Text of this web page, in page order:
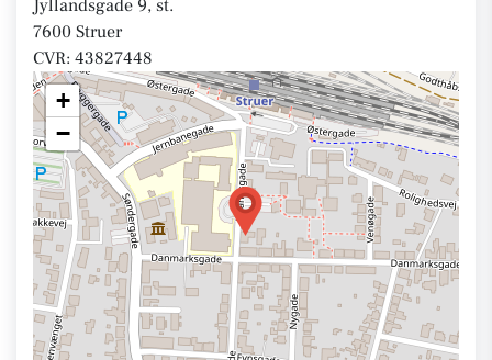
Jyllandsgade 9, st.
7600 Struer
CVR: 43827448
+
−